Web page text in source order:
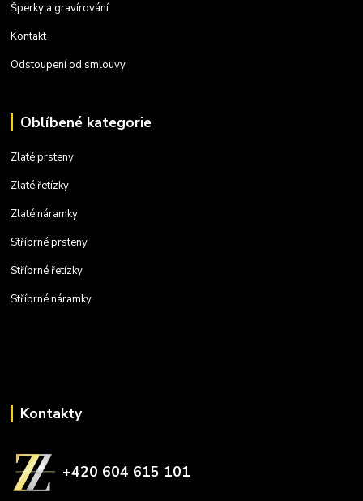
Šperky a gravírování
Kontakt
Odstoupení od smlouvy
Oblíbené kategorie
Zlaté prsteny
Zlaté řetízky
Zlaté náramky
Stříbrné prsteny
Stříbrné řetízky
Stříbrné náramky
Kontakty
+420 604 615 101